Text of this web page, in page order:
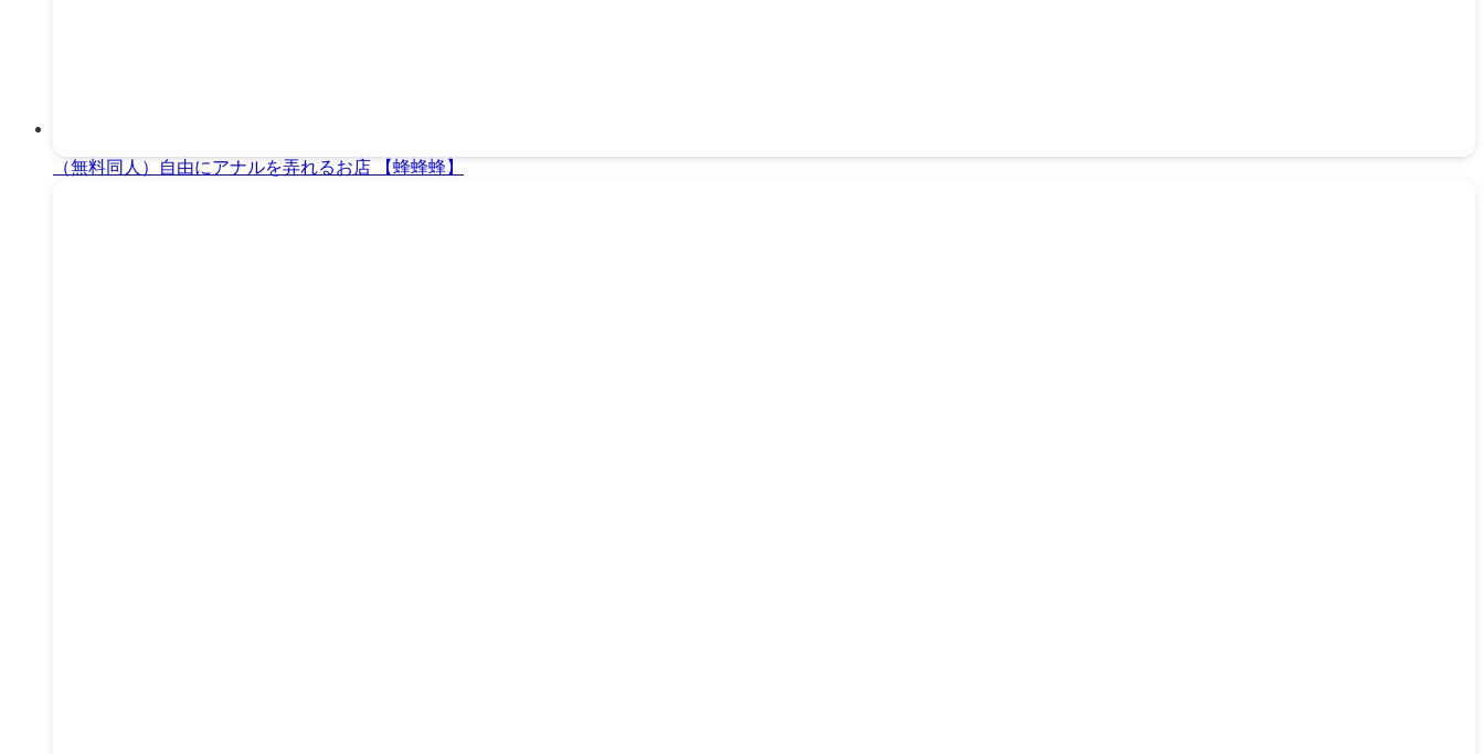
（無料同人）自由にアナルを弄れるお店 【蜂蜂蜂】